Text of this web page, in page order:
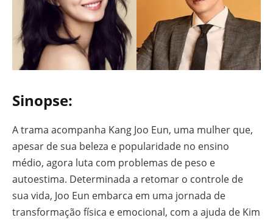
Sinopse:
A trama acompanha Kang Joo Eun, uma mulher que,
apesar de sua beleza e popularidade no ensino
médio, agora luta com problemas de peso e
autoestima. Determinada a retomar o controle de
sua vida, Joo Eun embarca em uma jornada de
transformação física e emocional, com a ajuda de Kim